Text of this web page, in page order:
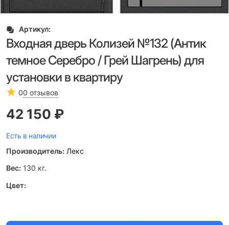
Артикул:
Входная дверь Колизей №132 (Антик
темное Серебро / Грей Шагрень) для
установки в квартиру
00 отзывов
42 150 ₽
Есть в наличии
Производитель: Лекс
Вес: 130 кг.
Цвет: